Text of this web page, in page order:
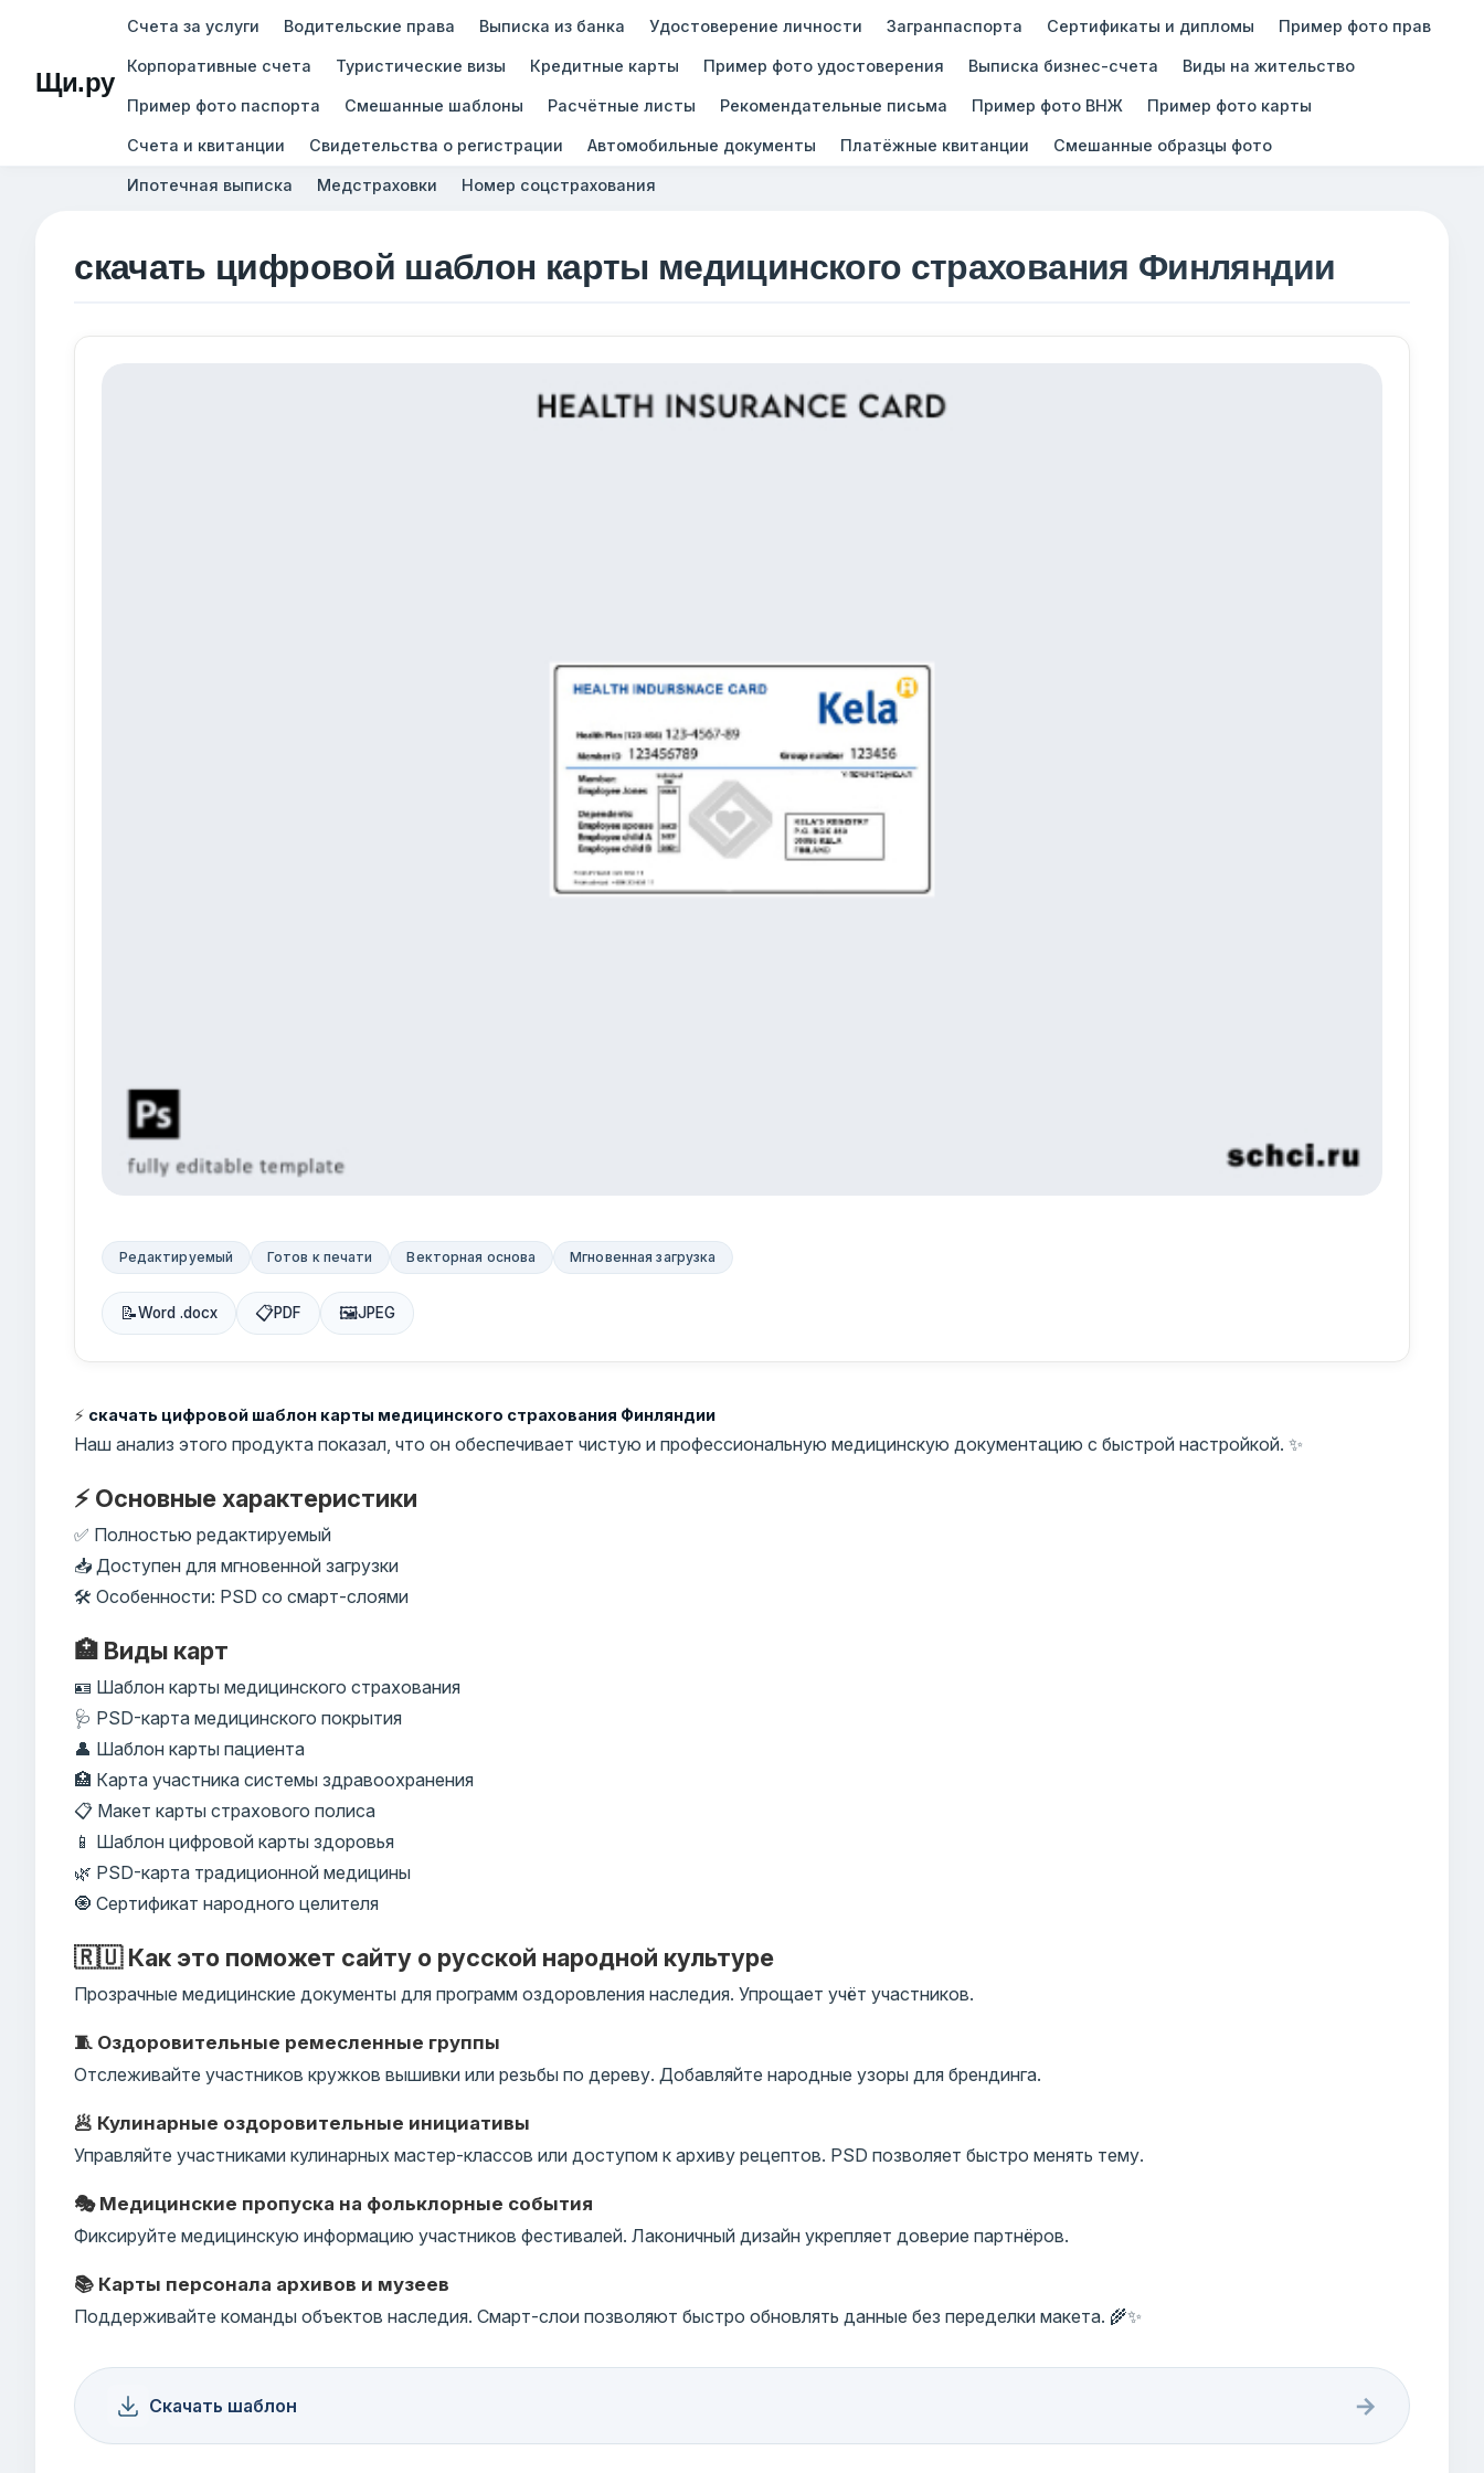
Щи.ру
Счета за услуги Водительские права Выписка из банка Удостоверение личности Загранпаспорта Сертификаты и дипломы Пример фото прав
Корпоративные счета Туристические визы Кредитные карты Пример фото удостоверения Выписка бизнес-счета Виды на жительство
Пример фото паспорта Смешанные шаблоны Расчётные листы Рекомендательные письма Пример фото ВНЖ Пример фото карты
Счета и квитанции Свидетельства о регистрации Автомобильные документы Платёжные квитанции Смешанные образцы фото
Ипотечная выписка Медстраховки Номер соцстрахования
скачать цифровой шаблон карты медицинского страхования Финляндии
Редактируемый Готов к печати Векторная основа Мгновенная загрузка
📝Word .docx 📋PDF 🖼JPEG
⚡ скачать цифровой шаблон карты медицинского страхования Финляндии
Наш анализ этого продукта показал, что он обеспечивает чистую и профессиональную медицинскую документацию с быстрой настройкой. ✨
⚡ Основные характеристики
✅ Полностью редактируемый
📥 Доступен для мгновенной загрузки
🛠️ Особенности: PSD со смарт-слоями
🏥 Виды карт
🪪 Шаблон карты медицинского страхования
🩺 PSD-карта медицинского покрытия
👤 Шаблон карты пациента
🏥 Карта участника системы здравоохранения
📋 Макет карты страхового полиса
📱 Шаблон цифровой карты здоровья
🌿 PSD-карта традиционной медицины
🧿 Сертификат народного целителя
🇷🇺 Как это поможет сайту о русской народной культуре
Прозрачные медицинские документы для программ оздоровления наследия. Упрощает учёт участников.
🧵 Оздоровительные ремесленные группы
Отслеживайте участников кружков вышивки или резьбы по дереву. Добавляйте народные узоры для брендинга.
🥟 Кулинарные оздоровительные инициативы
Управляйте участниками кулинарных мастер-классов или доступом к архиву рецептов. PSD позволяет быстро менять тему.
🎭 Медицинские пропуска на фольклорные события
Фиксируйте медицинскую информацию участников фестивалей. Лаконичный дизайн укрепляет доверие партнёров.
📚 Карты персонала архивов и музеев
Поддерживайте команды объектов наследия. Смарт-слои позволяют быстро обновлять данные без переделки макета. 🌾✨
Скачать шаблон →